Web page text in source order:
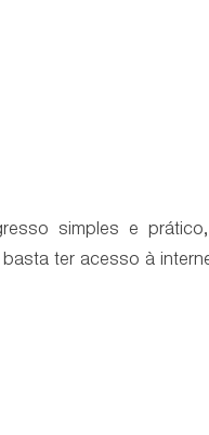
simples e
ter acesso à